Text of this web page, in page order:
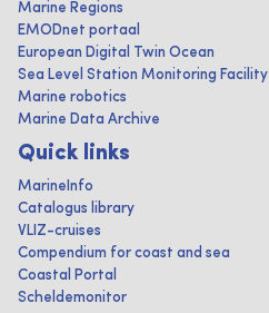
Marine Regions
EMODnet portaal
European Digital Twin Ocean
Sea Level Station Monitoring Facility
Marine robotics
Marine Data Archive
Quick links
MarineInfo
Catalogus library
VLIZ-cruises
Compendium for coast and sea
Coastal Portal
Scheldemonitor